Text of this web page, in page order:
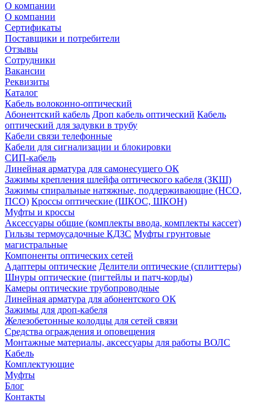
О компании
О компании
Сертификаты
Поставщики и потребители
Отзывы
Сотрудники
Вакансии
Реквизиты
Каталог
Кабель волоконно-оптический
Абонентский кабель Дроп кабель оптический Кабель
оптический для задувки в трубу
Кабели связи телефонные
Кабели для сигнализации и блокировки
СИП-кабель
Линейная арматура для самонесущего ОК
Зажимы крепления шлейфа оптического кабеля (ЗКШ)
Зажимы спиральные натяжные, поддерживающие (НСО,
ПСО) Кроссы оптические (ШКОС, ШКОН)
Муфты и кроссы
Аксессуары общие (комплекты ввода, комплекты кассет)
Гильзы термоусадочные КДЗС Муфты грунтовые
магистральные
Компоненты оптических сетей
Адаптеры оптические Делители оптические (сплиттеры)
Шнуры оптические (пигтейлы и патч-корды)
Камеры оптические трубопроводные
Линейная арматура для абонентского ОК
Зажимы для дроп-кабеля
Железобетонные колодцы для сетей связи
Средства ограждения и оповещения
Монтажные материалы, аксессуары для работы ВОЛС
Кабель
Комплектующие
Муфты
Блог
Контакты